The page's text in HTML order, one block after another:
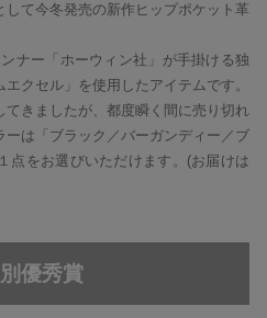
て今冬発売の新作ヒップポケット革
ナー「ホーウィン社」が手掛ける独
クセル」を使用したアイテムです。
てきましたが、都度瞬く間に売り切れ
は「ブラック／バーガンディー／ブ
点をお選びいただけます。(お届けは
優秀賞